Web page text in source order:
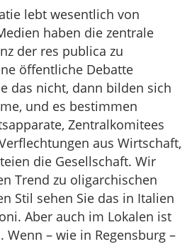
lebt wesentlich von
haben die zentrale
der res publica zu
öffentliche Debatte
das nicht, dann bilden sich
und es bestimmen
Zentralkomitees
aus Wirtschaft,
die Gesellschaft. Wir
Trend zu oligarchischen
Stil sehen Sie das in Italien
Aber auch im Lokalen ist
Wenn – wie in Regensburg –